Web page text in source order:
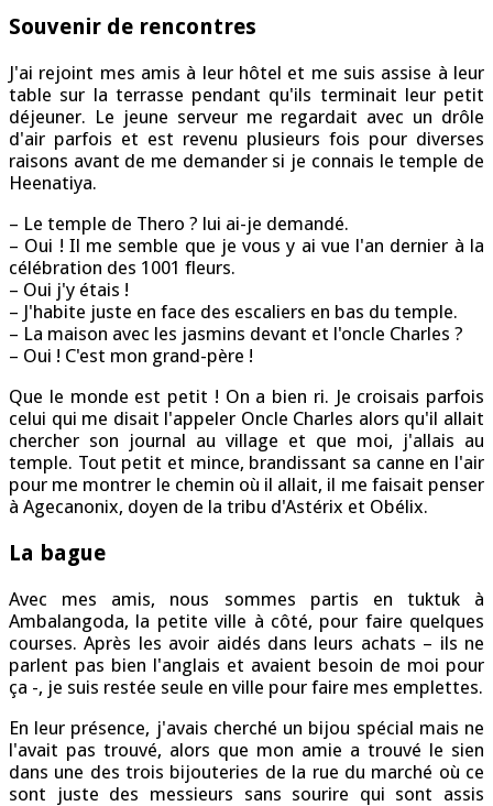
Souvenir de rencontres
J'ai rejoint mes amis à leur hôtel et me suis assise à leur
table sur la terrasse pendant qu'ils terminait leur petit
déjeuner. Le jeune serveur me regardait avec un drôle
d'air parfois et est revenu plusieurs fois pour diverses
raisons avant de me demander si je connais le temple de
Heenatiya.
– Le temple de Thero ? lui ai-je demandé.
– Oui ! Il me semble que je vous y ai vue l'an dernier à la
célébration des 1001 fleurs.
– Oui j'y étais !
– J'habite juste en face des escaliers en bas du temple.
– La maison avec les jasmins devant et l'oncle Charles ?
– Oui ! C'est mon grand-père !
Que le monde est petit ! On a bien ri. Je croisais parfois
celui qui me disait l'appeler Oncle Charles alors qu'il allait
chercher son journal au village et que moi, j'allais au
temple. Tout petit et mince, brandissant sa canne en l'air
pour me montrer le chemin où il allait, il me faisait penser
à Agecanonix, doyen de la tribu d'Astérix et Obélix.
La bague
Avec mes amis, nous sommes partis en tuktuk à
Ambalangoda, la petite ville à côté, pour faire quelques
courses. Après les avoir aidés dans leurs achats – ils ne
parlent pas bien l'anglais et avaient besoin de moi pour
ça -, je suis restée seule en ville pour faire mes emplettes.
En leur présence, j'avais cherché un bijou spécial mais ne
l'avait pas trouvé, alors que mon amie a trouvé le sien
dans une des trois bijouteries de la rue du marché où ce
sont juste des messieurs sans sourire qui sont assis